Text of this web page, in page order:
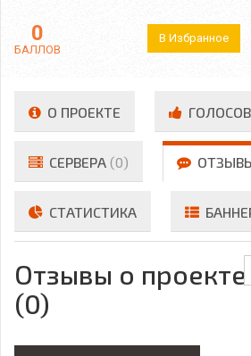
0
БАЛЛОВ
В Избранное
О ПРОЕКТЕ
СЕРВЕРА (0)
СТАТИСТИКА
Отзывы о проекте
(0)